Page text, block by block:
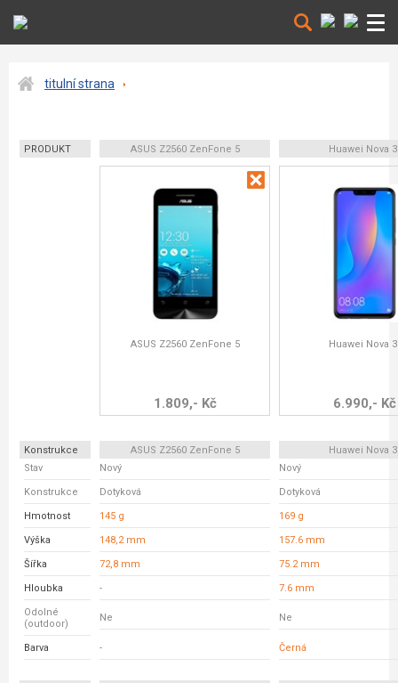
titulní strana
PRODUKT ASUS Z2560 ZenFone 5 Huawei Nova
ASUS Z2560 ZenFone 5
1.809,- Kč
Huawei Nova
6.990,- Kč
Konstrukce ASUS Z2560 ZenFone 5
Huawei Nova
Stav
Nový Nový
Konstrukce Dotyková Dotyková
Hmotnost 145 g 169 g
Výška 148,2 mm 157.6 mm
Šířka 72,8 mm 75.2 mm
Hloubka - 7.6 mm
Odolné
(outdoor)
Ne Ne
Barva - Černá